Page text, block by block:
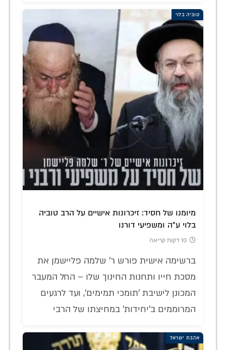
טוביה בלוי
מיומנו של חסיד: זיכרונות אישיים על הרב טוביה
בלוי ע"ה ומשפיעי דורנו
10 דקות קריאה
ברשימה אישית פורש ר' שלמה פליישמן את
מסכת חייו ותחנות החינוך שלו – החל המעבר
המכונן לישיבת 'תומכי תמימים', ועד לרגעים
המרוממים ב'יחידות' במחיצתו של הרבי
אהבת ישראל